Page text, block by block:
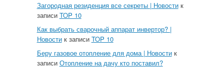
Загородная резиденция все секреты | Новостик
записи TOP 10
Как выбрать сварочный аппарат инвертор? |
Новостик записи TOP 10
Беру газовое отопление для дома | Новостик
записи Отопление на дачу кто поставил?